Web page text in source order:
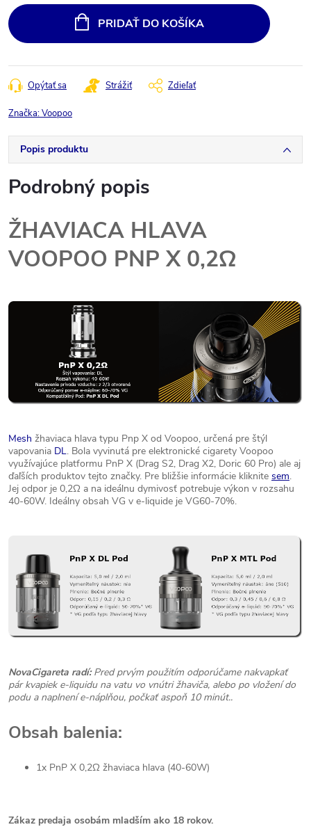
cena:
PRIDAŤ DO KOŠÍKA
Opýtať sa Strážiť Zdieľať
Značka:Voopoo
Popis produktu
Podrobný popis
ŽHAVIACA HLAVA
VOOPOO PNP X 0,2Ω
Mesh žhaviaca hlava typu Pnp X od Voopoo, určená pre štýl
vapovania DL. Bola vyvinutá pre elektronické cigarety Voopoo
využívajúce platformu PnP X (Drag S2, Drag X2, Doric 60 Pro) ale aj
ďaľších produktov tejto značky. Pre bližšie informácie kliknite sem.
Jej odpor je 0,2Ω a na ideálnu dymivosť potrebuje výkon v rozsahu
40-60W. Ideálny obsah VG v e-liquide je VG60-70%.
NovaCigareta radí:Pred prvým použitím odporúčame nakvapkať
pár kvapiek e-liquidu na vatu vo vnútri žhaviča, alebo po vložení do
podu a naplnení e-náplňou, počkať aspoň 10 minút..
Obsah balenia:
1x PnP X 0,2Ω žhaviaca hlava (40-60W)
Zákaz predaja osobám mladším ako 18 rokov.